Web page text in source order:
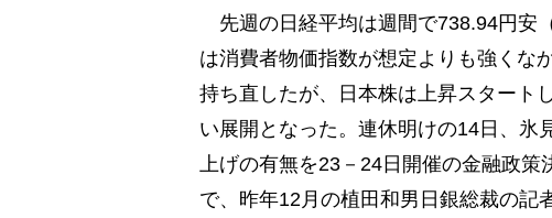
先週の日経平均は週間で738.94円安
は消費者物価指数が想定よりも強くな
持ち直したが、日本株は上昇スタート
い展開となった。連休明けの14日、氷
上げの有無を23－24日開催の金融政
で、昨年12月の植田和男日銀総裁の記